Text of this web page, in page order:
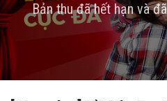
Bản thu đã hết hạn và